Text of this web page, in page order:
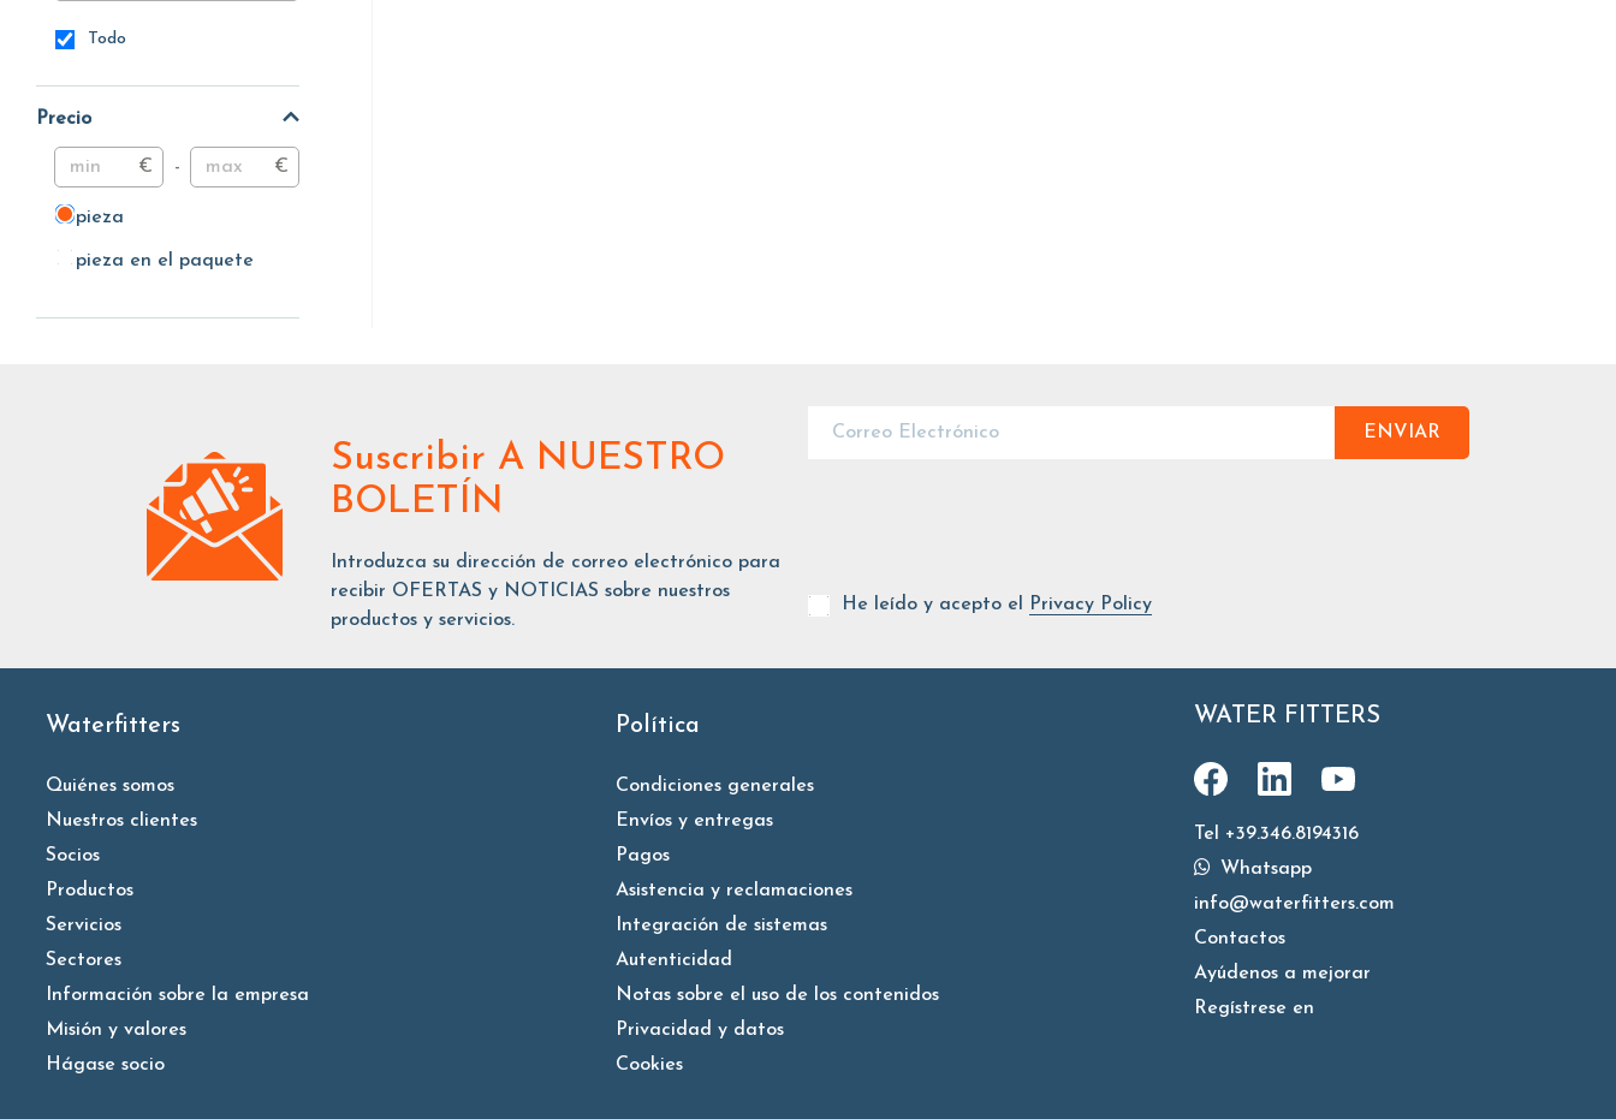
Todo
Precio
€ - €
piezapieza
pieza en el paquete
pieza en el paquete
Suscribir A NUESTRO
BOLETÍN
Introduzca su dirección de correo electrónico para
recibir OFERTAS y NOTICIAS sobre nuestros
productos y servicios.
ENVIAR
He leído y acepto el Privacy Policy
Waterfitters
Quiénes somos
Nuestros clientes
Socios
Productos
Servicios
Sectores
Información sobre la empresa
Misión y valores
Hágase socio
Política
Condiciones generales
Envíos y entregas
Pagos
Asistencia y reclamaciones
Integración de sistemas
Autenticidad
Notas sobre el uso de los contenidos
Privacidad y datos
Cookies
WATER FITTERS
Tel +39.346.8194316
Whatsapp
info@waterfitters.com
Contactos
Ayúdenos a mejorar
Regístrese en